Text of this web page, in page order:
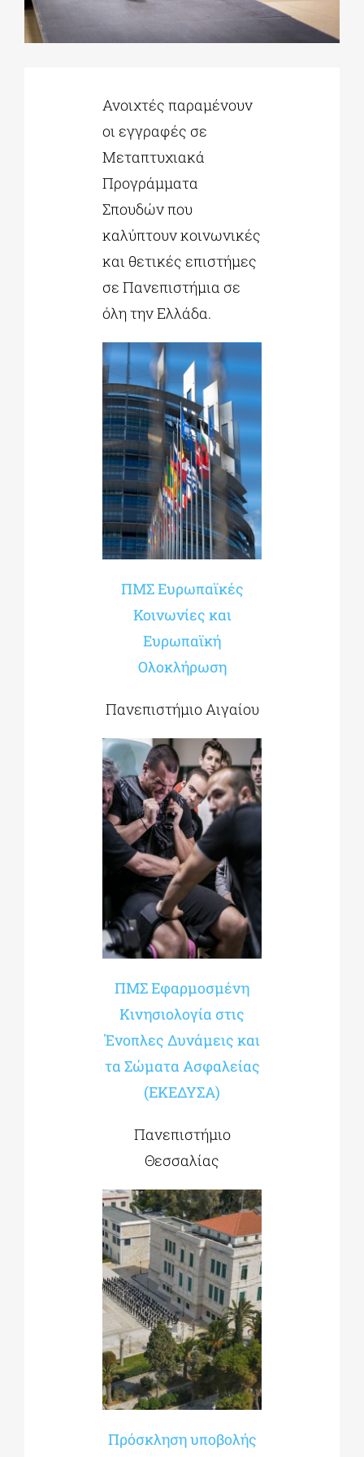
ΕΚΠΑΙΔΕΥΤΙΚΑ ΙΔΡΥΜΑΤΑ
ΠΟΛΙΤΙΣΤΙΚΟΙ ΦΟΡΕΙΣ
Ανοιχτές παραμένουν
οι εγγραφές σε
Μεταπτυχιακά
Προγράμματα
Σπουδών που
καλύπτουν κοινωνικές
και θετικές επιστήμες
σε Πανεπιστήμια σε
όλη την Ελλάδα.
ΠΜΣ Ευρωπαϊκές
Κοινωνίες και
Ευρωπαϊκή
Ολοκλήρωση
Πανεπιστήμιο Αιγαίου
ΠΜΣ Εφαρμοσμένη
Κινησιολογία στις
Ένοπλες Δυνάμεις και
τα Σώματα Ασφαλείας
(ΕΚΕΔΥΣΑ)
Πανεπιστήμιο
Θεσσαλίας
Πρόσκληση υποβολής